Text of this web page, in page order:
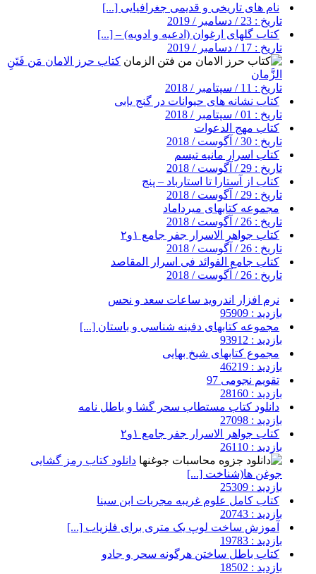
نام های تاریخی و قدیمی جغرافیایی [...]
تاریخ : 23 / دسامبر / 2019
کتاب گلهای ارغوان (ادعیه و ادویه) – [...]
تاریخ : 17 / دسامبر / 2019
کتاب حرز الامان مَن فَتَنِ
الزَّمان
تاریخ : 11 / سپتامبر / 2018
کتاب نشانه های حیوانات در گنج یابی
تاریخ : 01 / سپتامبر / 2018
کتاب مهج الدعوات
تاریخ : 30 / آگوست / 2018
کتاب اسرار مانیه تیسم
تاریخ : 29 / آگوست / 2018
کتاب از آستارا تا استارباد – پنج
تاریخ : 29 / آگوست / 2018
مجموعه کتابهای میرداماد
تاریخ : 26 / آگوست / 2018
کتاب جواهر الاسرار جفر جامع ۱و۲
تاریخ : 26 / آگوست / 2018
کتاب جامع الفوائد فی اسرار المقاصد
تاریخ : 26 / آگوست / 2018
نرم افزار اندروید ساعات سعد و نحس
بازدید : 95909
مجموعه کتابهای دفینه شناسی و باستان [...]
بازدید : 93912
مجموع کتابهای شیخ بهایی
بازدید : 46219
تقویم نجومی 97
بازدید : 28160
دانلود کتاب مستطاب سحر گشا و باطل نامه
بازدید : 27098
کتاب جواهر الاسرار جفر جامع ۱و۲
بازدید : 26110
دانلود کتاب رمز گشایی
جوغن ها(شناخت [...]
بازدید : 25309
کتاب کامل علوم غریبه مجربات ابن سینا
بازدید : 20743
آموزش ساخت لوپ یک متری برای فلزیاب [...]
بازدید : 19783
کتاب باطل ساختن هرگونه سحر و جادو
بازدید : 18502